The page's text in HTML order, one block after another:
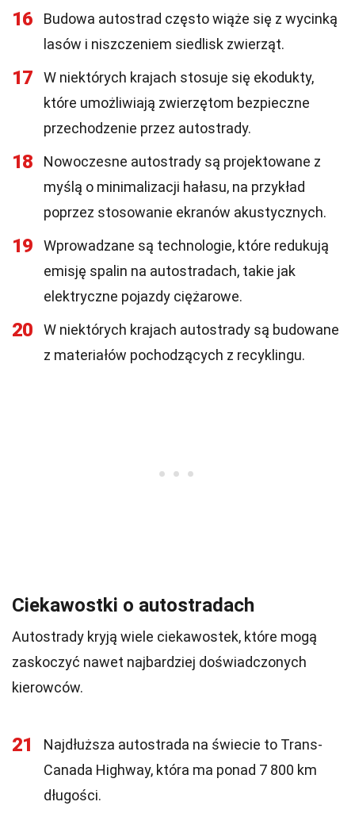
16
Budowa autostrad często wiąże się z wycinką
lasów i niszczeniem siedlisk zwierząt.
17
W niektórych krajach stosuje się ekodukty,
które umożliwiają zwierzętom bezpieczne
przechodzenie przez autostrady.
18
Nowoczesne autostrady są projektowane z
myślą o minimalizacji hałasu, na przykład
poprzez stosowanie ekranów akustycznych.
19
Wprowadzane są technologie, które redukują
emisję spalin na autostradach, takie jak
elektryczne pojazdy ciężarowe.
20
W niektórych krajach autostrady są budowane
z materiałów pochodzących z recyklingu.
Ciekawostki o autostradach
Autostrady kryją wiele ciekawostek, które mogą
zaskoczyć nawet najbardziej doświadczonych
kierowców.
21
Najdłuższa autostrada na świecie to Trans-
Canada Highway, która ma ponad 7 800 km
długości.